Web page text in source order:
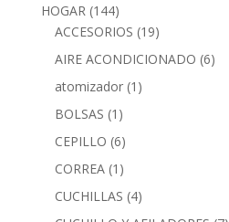
HOGAR (144)
ACCESORIOS (19)
AIRE ACONDICIONADO (6)
atomizador (1)
BOLSAS (1)
CEPILLO (6)
CORREA (1)
CUCHILLAS (4)